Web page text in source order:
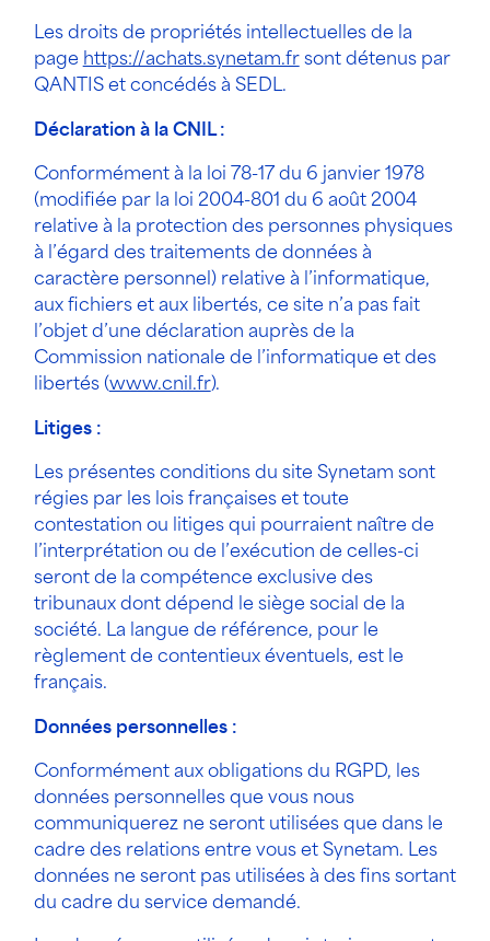
Les droits de propriétés intellectuelles de la
page https://achats.synetam.frsont détenus par
QANTIS et concédés à SEDL.
Déclaration à la CNIL :
Conformément à la loi 78-17 du 6 janvier 1978
(modifiée par la loi 2004-801 du 6 août 2004
relative à la protection des personnes physiques
à l’égard des traitements de données à
caractère personnel) relative à l’informatique,
aux fichiers et aux libertés, ce site n’a pas fait
l’objet d’une déclaration auprès de la
Commission nationale de l’informatique et des
libertés (www.cnil.fr).
Litiges :
Les présentes conditions du site Synetam sont
régies par les lois françaises et toute
contestation ou litiges qui pourraient naître de
l’interprétation ou de l’exécution de celles-ci
seront de la compétence exclusive des
tribunaux dont dépend le siège social de la
société. La langue de référence, pour le
règlement de contentieux éventuels, est le
français.
Données personnelles :
Conformément aux obligations du RGPD, les
données personnelles que vous nous
communiquerez ne seront utilisées que dans le
cadre des relations entre vous et Synetam. Les
données ne seront pas utilisées à des fins sortant
du cadre du service demandé.